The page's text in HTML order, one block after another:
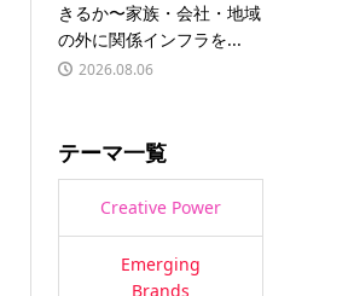
きるか〜家族・会社・地域
の外に関係インフラを...
2026.08.06
テーマ一覧
Creative Power
Emerging
Brands